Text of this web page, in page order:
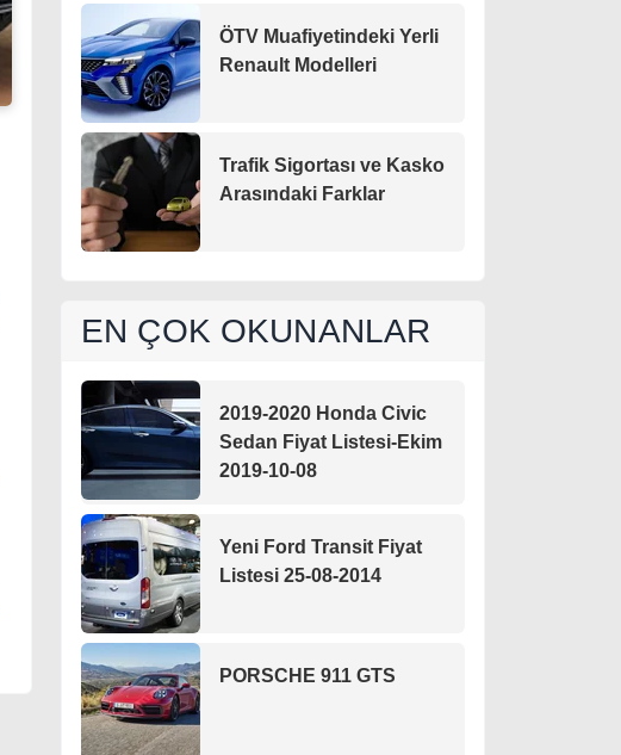
ÖTV Muafiyetindeki Yerli
Renault Modelleri
Trafik Sigortası ve Kasko
Arasındaki Farklar
EN ÇOK OKUNANLAR
2019-2020 Honda Civic
Sedan Fiyat Listesi-Ekim
2019-10-08
Yeni Ford Transit Fiyat
Listesi 25-08-2014
PORSCHE 911 GTS